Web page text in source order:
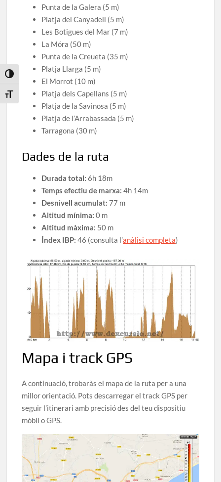
Toggle High Contrast
Toggle Font size
Punta de la Galera (5 m)
Platja del Canyadell (5 m)
Les Botigues del Mar (7 m)
La Móra (50 m)
Punta de la Creueta (35 m)
Platja Llarga (5 m)
El Morrot (10 m)
Platja dels Capellans (5 m)
Platja de la Savinosa (5 m)
Platja de l’Arrabassada (5 m)
Tarragona (30 m)
Dades de la ruta
Durada total: 6h 18m
Temps efectiu de marxa: 4h 14m
Desnivell acumulat: 77 m
Altitud mínima: 0 m
Altitud màxima: 50 m
Índex IBP: 46 (consulta l’anàlisi completa)
Mapa i track GPS
A continuació, trobaràs el mapa de la ruta per a una
millor orientació. Pots descarregar el track GPS per
seguir l’itinerari amb precisió des del teu dispositiu
mòbil o GPS.